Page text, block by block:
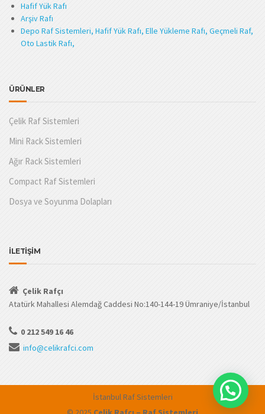
Hafif Yük Rafı
Arşiv Rafı
Depo Raf Sistemleri, Hafif Yük Rafı, Elle Yükleme Rafı, Geçmeli Raf,
Oto Lastik Rafı,
ÜRÜNLER
Çelik Raf Sistemleri
Mini Rack Sistemleri
Ağır Rack Sistemleri
Compact Raf Sistemleri
Dosya ve Soyunma Dolapları
İLETİŞİM
Çelik Rafçı
Atatürk Mahallesi Alemdağ Caddesi No:140-144-19 Ümraniye/İstanbul
0 212 549 16 46
info@celikrafci.com
İstanbul Raf Sistemleri